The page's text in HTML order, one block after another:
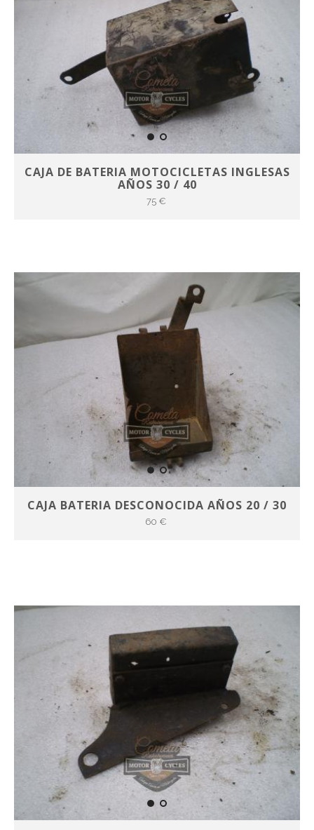
CAJA DE BATERIA MOTOCICLETAS INGLESAS
AÑOS 30 / 40
75 €
CAJA BATERIA DESCONOCIDA AÑOS 20 / 30
60 €